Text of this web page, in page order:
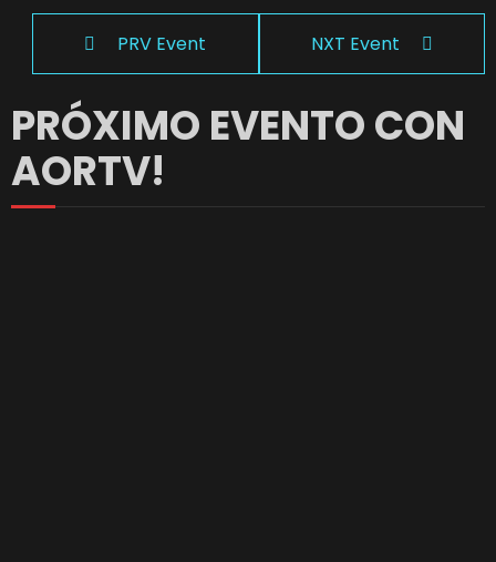
PRV Event NXT Event
PRÓXIMO EVENTO CON
AORTV!